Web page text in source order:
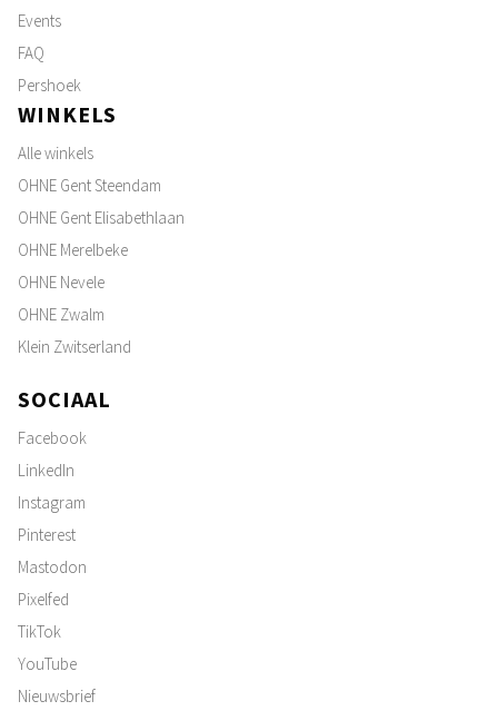
Events
FAQ
Pershoek
WINKELS
Alle winkels
OHNE Gent Steendam
OHNE Gent Elisabethlaan
OHNE Merelbeke
OHNE Nevele
OHNE Zwalm
Klein Zwitserland
SOCIAAL
Facebook
LinkedIn
Instagram
Pinterest
Mastodon
Pixelfed
TikTok
YouTube
Nieuwsbrief